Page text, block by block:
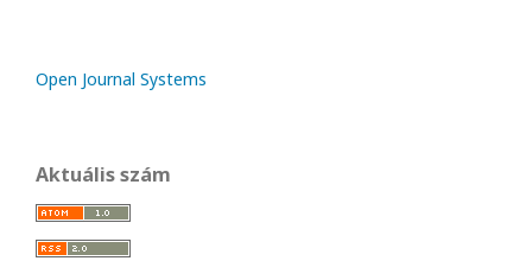
Open Journal Systems
Aktuális szám